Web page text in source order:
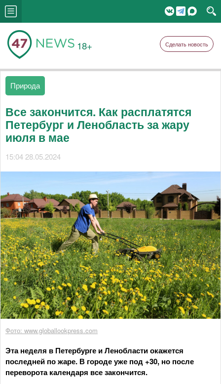
18+ Сделать новость
Природа
Все закончится. Как расплатятся
Петербург и Ленобласть за жару
июля в мае
15:04 28.05.2024
Фото: www.globallookpress.com
Эта неделя в Петербурге и Ленобласти окажется
последней по жаре. В городе уже под +30, но после
переворота календаря все закончится.